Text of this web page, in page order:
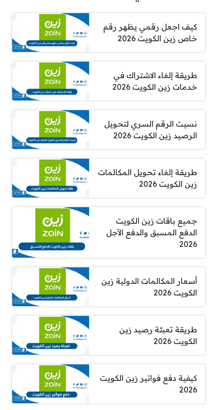
كيف اجعل رقمي يظهر رقم
خاص زين الكويت 2026
طريقة إلغاء الاشتراك في
خدمات زين الكويت 2026
نسيت الرقم السري لتحويل
الرصيد زين الكويت 2026
طريقة إلغاء تحويل المكالمات
زين الكويت 2026
جميع باقات زين الكويت
الدفع المسبق والدفع الآجل
2026
أسعار المكالمات الدولية زين
الكويت 2026
طريقة تعبئة رصيد زين
الكويت 2026
كيفية دفع فواتير زين الكويت
2026